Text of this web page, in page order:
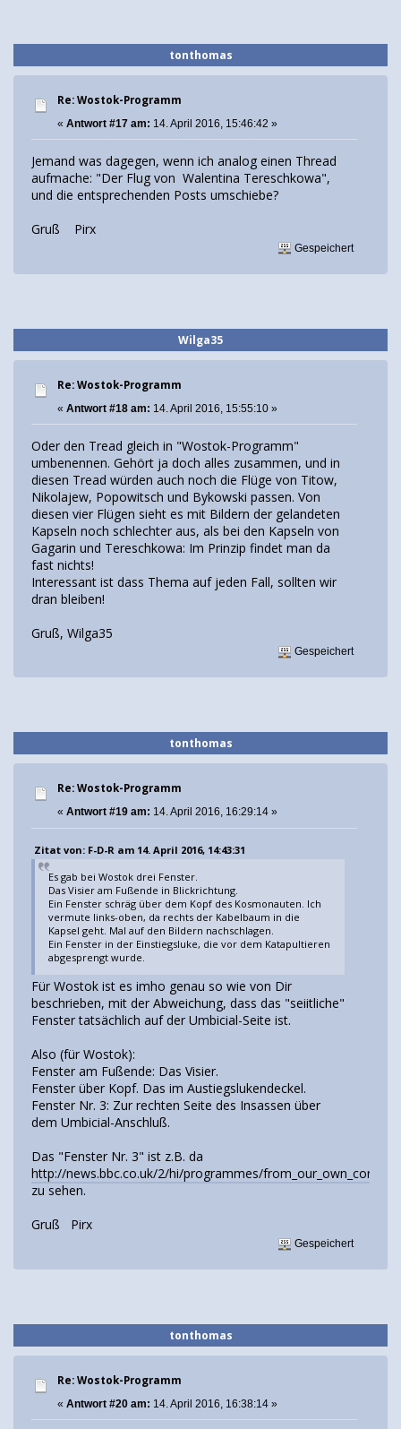
tonthomas
Re: Wostok-Programm
« Antwort #17 am: 14. April 2016, 15:46:42 »
Jemand was dagegen, wenn ich analog einen Thread
aufmache: "Der Flug von Walentina Tereschkowa",
und die entsprechenden Posts umschiebe?
Gruß Pirx
Gespeichert
Wilga35
Re: Wostok-Programm
« Antwort #18 am: 14. April 2016, 15:55:10 »
Oder den Tread gleich in "Wostok-Programm"
umbenennen. Gehört ja doch alles zusammen, und in
diesen Tread würden auch noch die Flüge von Titow,
Nikolajew, Popowitsch und Bykowski passen. Von
diesen vier Flügen sieht es mit Bildern der gelandeten
Kapseln noch schlechter aus, als bei den Kapseln von
Gagarin und Tereschkowa: Im Prinzip findet man da
fast nichts!
Interessant ist dass Thema auf jeden Fall, sollten wir
dran bleiben!
Gruß, Wilga35
Gespeichert
tonthomas
Re: Wostok-Programm
« Antwort #19 am: 14. April 2016, 16:29:14 »
Zitat von: F-D-R am 14. April 2016, 14:43:31
Es gab bei Wostok drei Fenster.
Das Visier am Fußende in Blickrichtung.
Ein Fenster schräg über dem Kopf des Kosmonauten. Ich
vermute links-oben, da rechts der Kabelbaum in die
Kapsel geht. Mal auf den Bildern nachschlagen.
Ein Fenster in der Einstiegsluke, die vor dem Katapultieren
abgesprengt wurde.
Für Wostok ist es imho genau so wie von Dir
beschrieben, mit der Abweichung, dass das "seiitliche"
Fenster tatsächlich auf der Umbicial-Seite ist.
Also (für Wostok):
Fenster am Fußende: Das Visier.
Fenster über Kopf. Das im Austiegslukendeckel.
Fenster Nr. 3: Zur rechten Seite des Insassen über
dem Umbicial-Anschluß.
Das "Fenster Nr. 3" ist z.B. da
http://news.bbc.co.uk/2/hi/programmes/
zu sehen.
Gruß Pirx
Gespeichert
tonthomas
Re: Wostok-Programm
« Antwort #20 am: 14. April 2016, 16:38:14 »